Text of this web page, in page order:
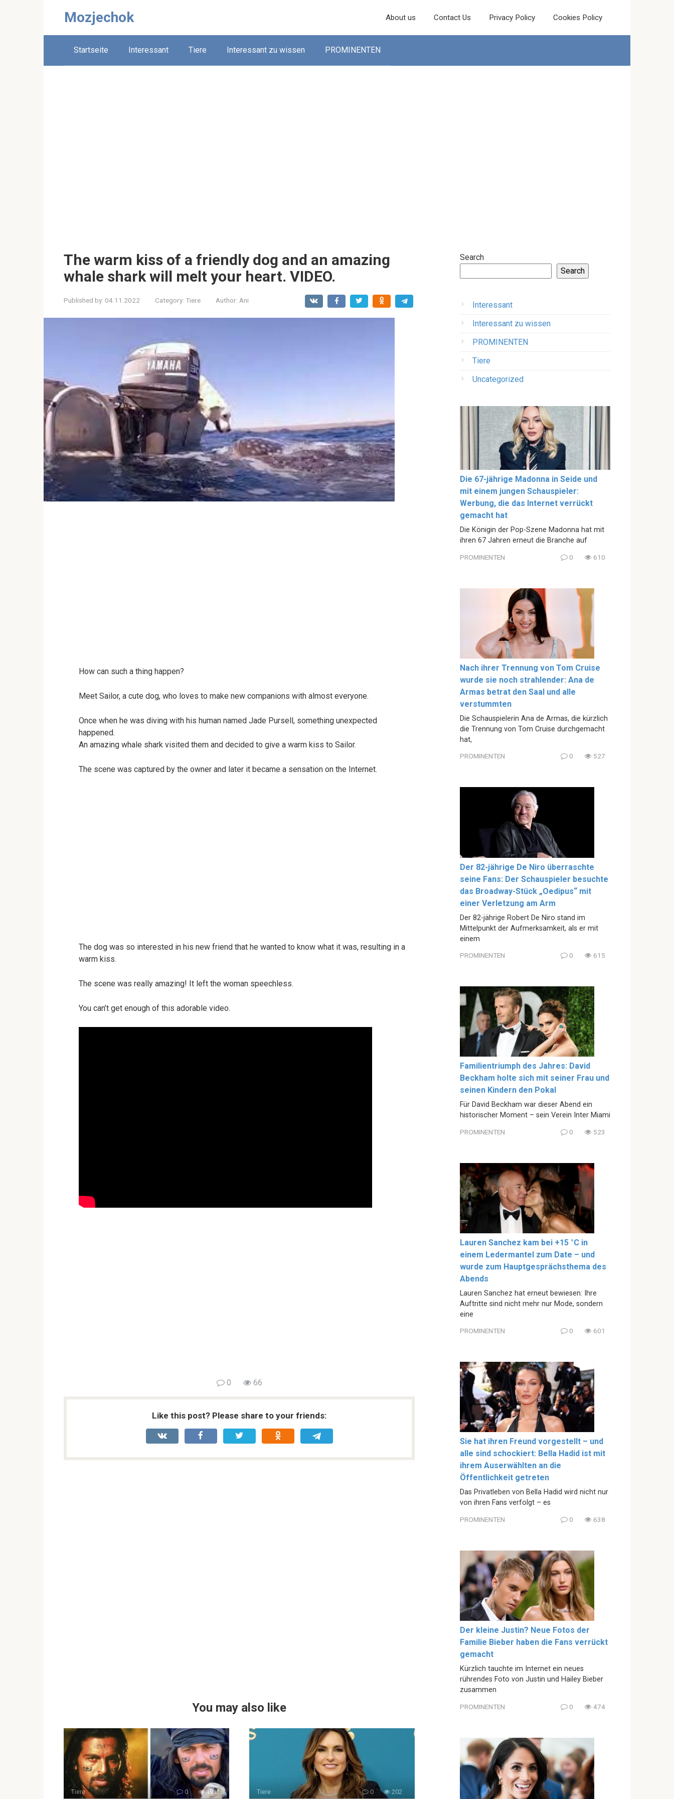
Mozjechok About us Contact Us Privacy Policy Cookies Policy
Startseite Interessant Tiere Interessant zu wissen PROMINENTEN
The warm kiss of a friendly dog and an amazing
whale shark will melt your heart. VIDEO.
Published by: 04.11.2022 Category: Tiere Author: Ani
How can such a thing happen?
Meet Sailor, a cute dog, who loves to make new companions with almost everyone.
Once when he was diving with his human named Jade Pursell, something unexpected
happened.
An amazing whale shark visited them and decided to give a warm kiss to Sailor.
The scene was captured by the owner and later it became a sensation on the Internet.
The dog was so interested in his new friend that he wanted to know what it was, resulting in a
warm kiss.
The scene was really amazing! It left the woman speechless.
You can’t get enough of this adorable video.
0 66
Like this post? Please share to your friends:
You may also like
Tiere 0 191 Tiere 0 202
Search
Search
Interessant
Interessant zu wissen
PROMINENTEN
Tiere
Uncategorized
Die 67-jährige Madonna in Seide und
mit einem jungen Schauspieler:
Werbung, die das Internet verrückt
gemacht hat
Die Königin der Pop-Szene Madonna hat mit
ihren 67 Jahren erneut die Branche auf
PROMINENTEN 0 610
Nach ihrer Trennung von Tom Cruise
wurde sie noch strahlender: Ana de
Armas betrat den Saal und alle
verstummten
Die Schauspielerin Ana de Armas, die kürzlich
die Trennung von Tom Cruise durchgemacht
hat,
PROMINENTEN 0 527
Der 82-jährige De Niro überraschte
seine Fans: Der Schauspieler besuchte
das Broadway-Stück „Oedipus“ mit
einer Verletzung am Arm
Der 82-jährige Robert De Niro stand im
Mittelpunkt der Aufmerksamkeit, als er mit
einem
PROMINENTEN 0 615
Familientriumph des Jahres: David
Beckham holte sich mit seiner Frau und
seinen Kindern den Pokal
Für David Beckham war dieser Abend ein
historischer Moment – sein Verein Inter Miami
PROMINENTEN 0 523
Lauren Sanchez kam bei +15 °C in
einem Ledermantel zum Date – und
wurde zum Hauptgesprächsthema des
Abends
Lauren Sanchez hat erneut bewiesen: Ihre
Auftritte sind nicht mehr nur Mode, sondern
eine
PROMINENTEN 0 601
Sie hat ihren Freund vorgestellt – und
alle sind schockiert: Bella Hadid ist mit
ihrem Auserwählten an die
Öffentlichkeit getreten
Das Privatleben von Bella Hadid wird nicht nur
von ihren Fans verfolgt – es
PROMINENTEN 0 638
Der kleine Justin? Neue Fotos der
Familie Bieber haben die Fans verrückt
gemacht
Kürzlich tauchte im Internet ein neues
rührendes Foto von Justin und Hailey Bieber
zusammen
PROMINENTEN 0 474